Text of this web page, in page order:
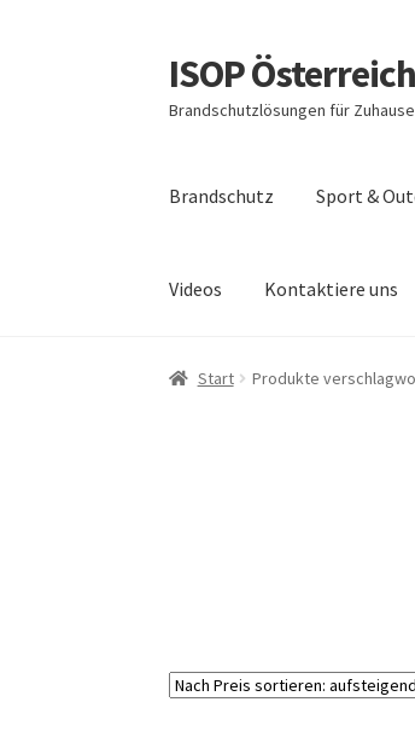
Zur
Navigation
springen
Zum
Inhalt
springen
ISOP Österreich
Brandschutzlösungen für
Brandschutz Sport &
Videos Kontaktiere uns
Start Produkte